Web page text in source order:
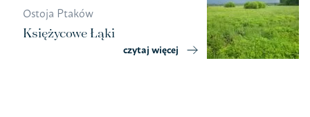
Ostoja Ptaków
Księżycowe Łąki
czytaj więcej